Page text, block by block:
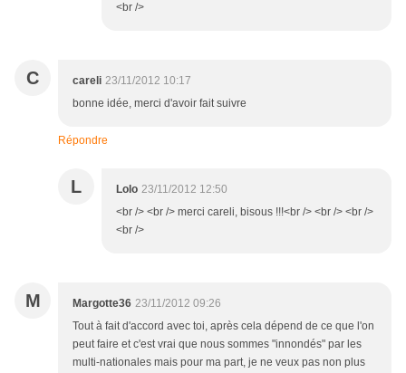
<br />
C careli 23/11/2012 10:17
bonne idée, merci d'avoir fait suivre
Répondre
L Lolo 23/11/2012 12:50
<br /> <br /> merci careli, bisous !!!<br /> <br /> <br />
<br />
M Margotte36 23/11/2012 09:26
Tout à fait d'accord avec toi, après cela dépend de ce que l'on
peut faire et c'est vrai que nous sommes "innondés" par les
multi-nationales mais pour ma part, je ne veux pas non plus